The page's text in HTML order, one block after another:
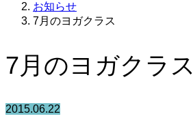
お知らせ
7月のヨガクラス
7月のヨガクラス
2015.06.22